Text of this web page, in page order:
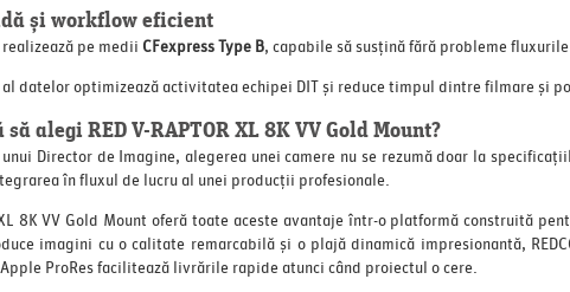
și workflow eficient
pe mediiCFexpress Type B, capabile să susțină fără probleme
datelor optimizează activitatea echipei DIT și reduce timpul dintre filmare și
alegi RED V-RAPTOR XL 8K VV Gold Mount?
Director de Imagine, alegerea unei camere nu se rezumă doar la
în fluxul de lucru al unei producții profesionale.
XL 8K VV Gold Mount oferă toate aceste avantaje într-o platformă construită
imagini cu o calitate remarcabilă și o plajă dinamică impresionantă,
ProRes facilitează livrările rapide atunci când proiectul o cere.